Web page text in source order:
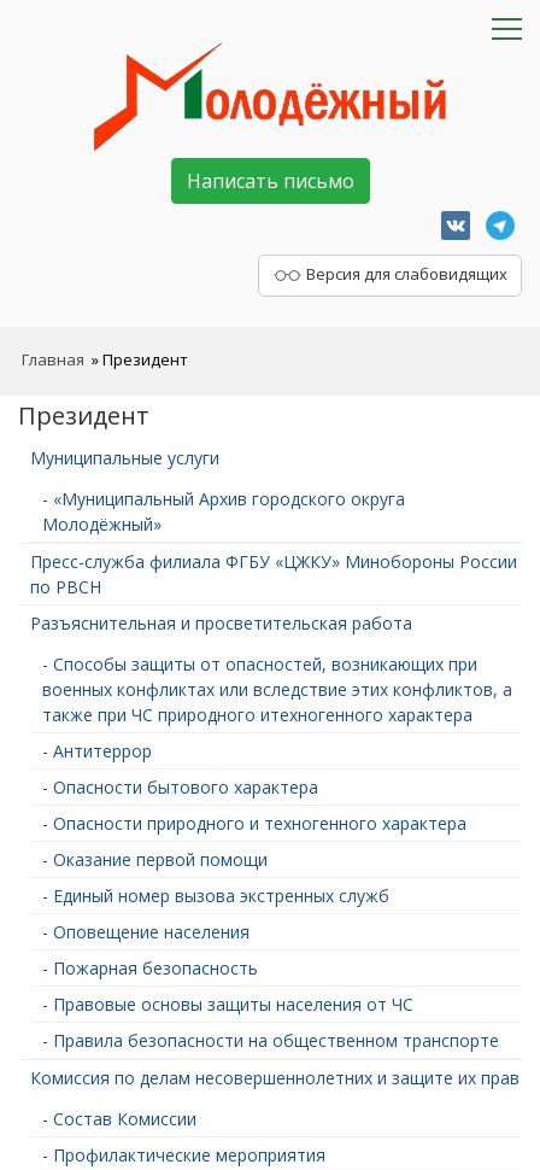
Написать письмо
Версия для слабовидящих
Главная »Президент
Президент
Муниципальные услуги
- «Муниципальный Архив городского округа
Молодёжный»
Пресс-служба филиала ФГБУ «ЦЖКУ» Минобороны России
по РВСН
Разъяснительная и просветительская работа
- Способы защиты от опасностей, возникающих при
военных конфликтах или вследствие этих конфликтов, а
также при ЧС природного итехногенного характера
- Антитеррор
- Опасности бытового характера
- Опасности природного и техногенного характера
- Оказание первой помощи
- Единый номер вызова экстренных служб
- Оповещение населения
- Пожарная безопасность
- Правовые основы защиты населения от ЧС
- Правила безопасности на общественном транспорте
Комиссия по делам несовершеннолетних и защите их прав
- Состав Комиссии
- Профилактические мероприятия